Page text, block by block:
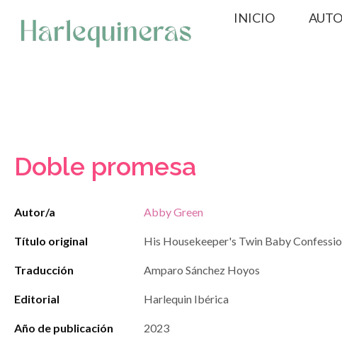
contenido
INICIO
Doble promesa
Autor/a Abby Green
Título original His Housekeeper's Twin Baby
Traducción Amparo Sánchez Hoyos
Editorial Harlequin Ibérica
Año de publicación 2023